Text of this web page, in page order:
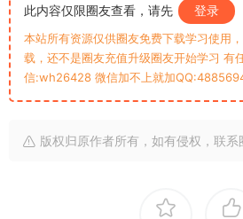
此内容仅限圈友查看，请先 登录
本站所有资源仅供圈友免费下载学习使用
载，还不是圈友充值升级圈友开始学习 有
信:wh26428 微信加不上就加
版权归原作者所有，如有侵权，联系